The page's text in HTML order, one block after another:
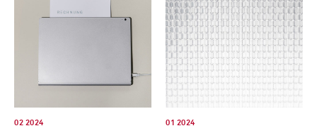
02 2024 01 2024